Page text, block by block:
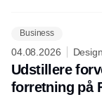
Business
04.08.2026
Udstillere
forretning på